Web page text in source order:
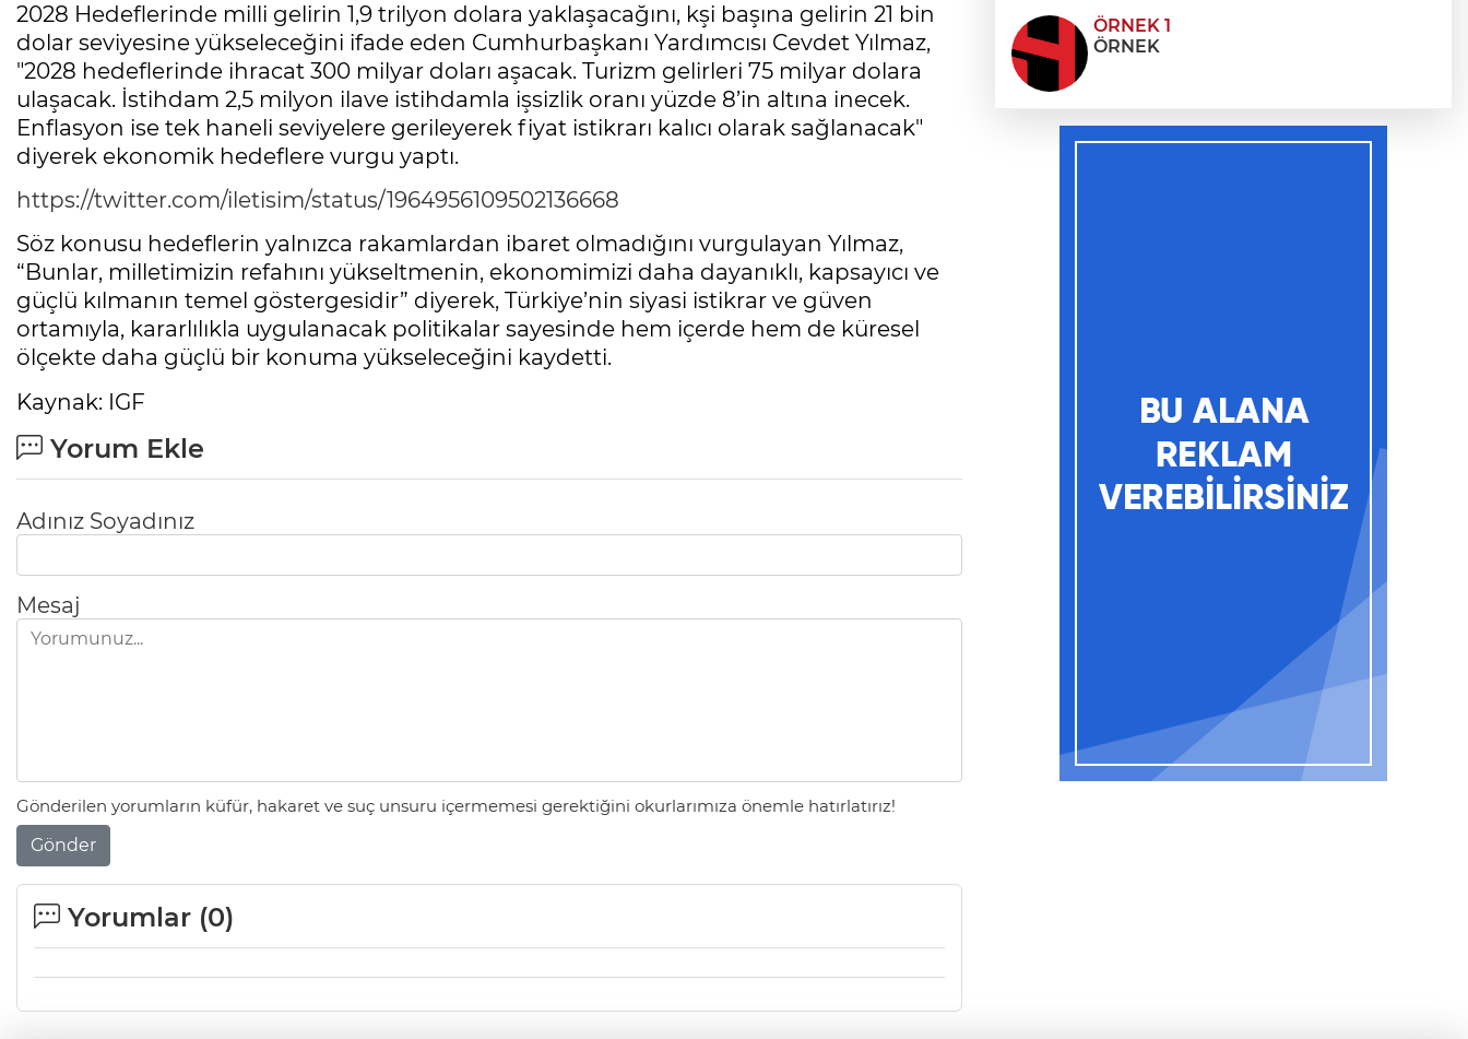
2028 Hedeflerinde milli gelirin 1,9 trilyon dolara yaklaşacağını, kşi başına gelirin 21 bin
dolar seviyesine yükseleceğini ifade eden Cumhurbaşkanı Yardımcısı Cevdet Yılmaz,
"2028 hedeflerinde ihracat 300 milyar doları aşacak. Turizm gelirleri 75 milyar dolara
ulaşacak. İstihdam 2,5 milyon ilave istihdamla işsizlik oranı yüzde 8’in altına inecek.
Enflasyon ise tek haneli seviyelere gerileyerek fiyat istikrarı kalıcı olarak sağlanacak"
diyerek ekonomik hedeflere vurgu yaptı.
https://twitter.com/iletisim/status/1964956109502136668
Söz konusu hedeflerin yalnızca rakamlardan ibaret olmadığını vurgulayan Yılmaz,
“Bunlar, milletimizin refahını yükseltmenin, ekonomimizi daha dayanıklı, kapsayıcı ve
güçlü kılmanın temel göstergesidir” diyerek, Türkiye’nin siyasi istikrar ve güven
ortamıyla, kararlılıkla uygulanacak politikalar sayesinde hem içerde hem de küresel
ölçekte daha güçlü bir konuma yükseleceğini kaydetti.
Kaynak: IGF
Yorum Ekle
Adınız Soyadınız
Mesaj
Gönderilen yorumların küfür, hakaret ve suç unsuru içermemesi gerektiğini okurlarımıza önemle hatırlatırız!
Gönder
Yorumlar (0)
ÖRNEK 1
ÖRNEK